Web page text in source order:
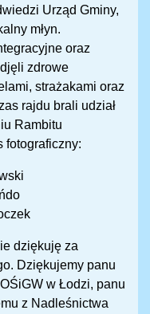
Urząd Gminy,
młyn.
oraz
zdrowe
strażakami oraz
rajdu brali udział
Rambitu
fotograficzny:
dziękuję za
Dziękujemy panu
w Łodzi, panu
z Nadleśnictwa